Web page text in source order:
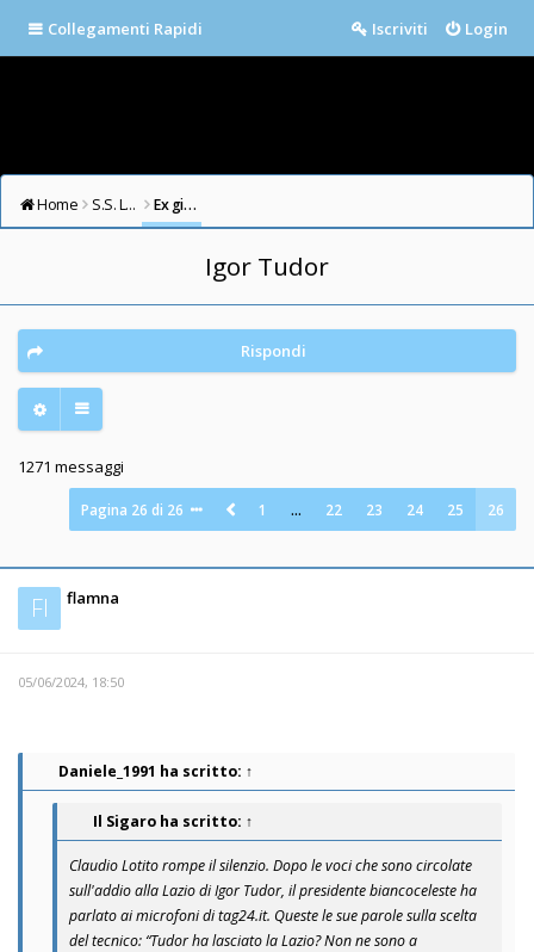
Collegamenti Rapidi Login
Iscriviti
Home S.S. LAZIO FORUM Ex giocatori della Lazio
Igor Tudor
Rispondi
1271 messaggi
Pagina 26 di 26 1 … 22 23 24 25 26
Fl flamna
05/06/2024, 18:50
Daniele_1991 ha scritto: ↑
Il Sigaro ha scritto: ↑
Claudio Lotito rompe il silenzio. Dopo le voci che sono circolate
sull'addio alla Lazio di Igor Tudor, il presidente biancoceleste ha
parlato ai microfoni di tag24.it. Queste le sue parole sulla scelta
del tecnico: “Tudor ha lasciato la Lazio? Non ne sono a